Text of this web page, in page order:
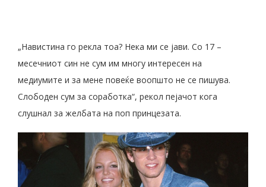
„Навистина го рекла тоа? Нека ми се јави. Со 17 –
месечниот син не сум им многу интересен на
медиумите и за мене повеќе воопшто не се пишува.
Слободен сум за соработка“, рекол пејачот кога
слушнал за желбата на поп принцезата.